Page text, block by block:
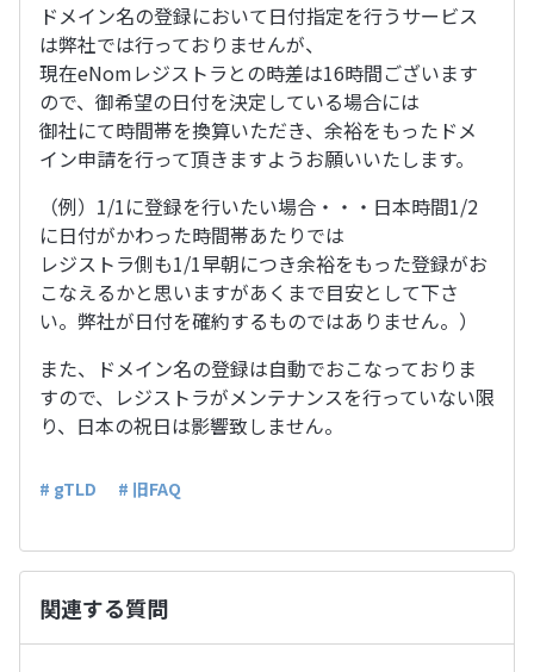
ドメイン名の登録において日付指定を行うサービス
は弊社では行っておりませんが、
現在eNomレジストラとの時差は16時間ございます
ので、御希望の日付を決定している場合には
御社にて時間帯を換算いただき、余裕をもったドメ
イン申請を行って頂きますようお願いいたします。
（例）1/1に登録を行いたい場合・・・日本時間1/2
に日付がかわった時間帯あたりでは
レジストラ側も1/1早朝につき余裕をもった登録がお
こなえるかと思いますがあくまで目安として下さ
い。弊社が日付を確約するものではありません。）
また、ドメイン名の登録は自動でおこなっておりま
すので、レジストラがメンテナンスを行っていない限
り、日本の祝日は影響致しません。
# gTLD # 旧FAQ
関連する質問